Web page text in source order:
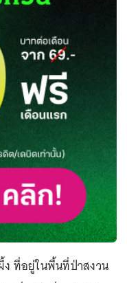
ที่อยู่ในพื้นที่ป่าสงวน